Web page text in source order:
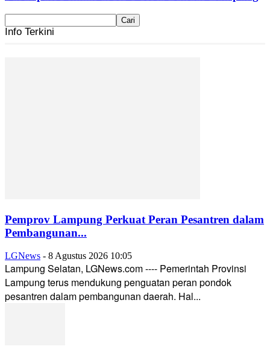
Info Terkini
Pemprov Lampung Perkuat Peran Pesantren dalam
Pembangunan...
LGNews - 8 Agustus 2026 10:05
Lampung Selatan, LGNews.com ---- Pemerintah Provinsi
Lampung terus mendukung penguatan peran pondok
pesantren dalam pembangunan daerah. Hal...